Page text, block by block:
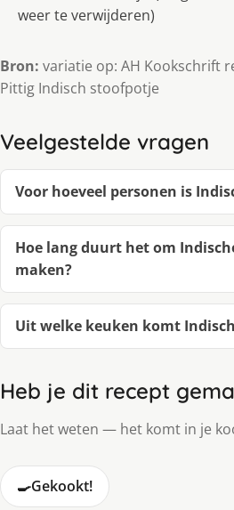
weer te verwijderen)
Bron: variatie op: AH Kookschrift
Pittig Indisch stoofpotje
Veelgestelde vragen
Voor hoeveel personen is
Hoe lang duurt het om
maken?
Uit welke keuken komt
Heb je dit recept
Laat het weten — het komt in je
🍳Gekookt!